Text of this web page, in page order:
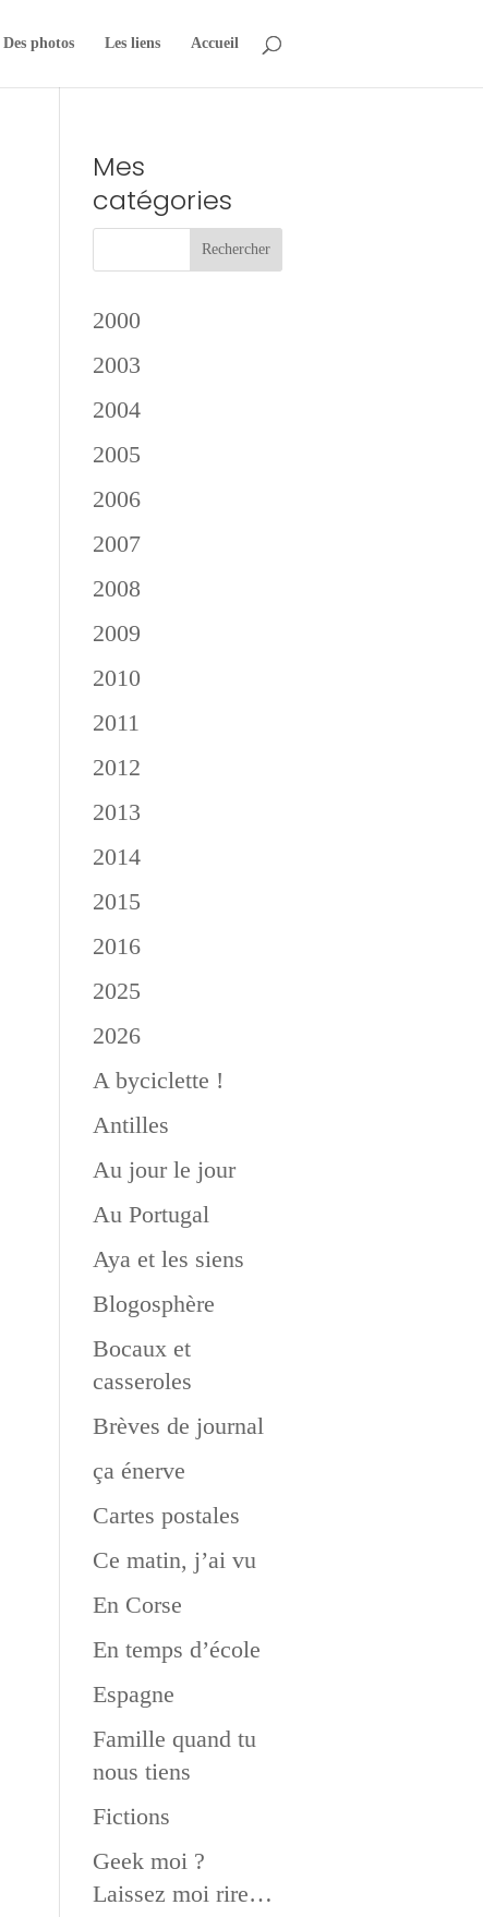
Des photos Les liens Accueil
Mes
catégories
2000
2003
2004
2005
2006
2007
2008
2009
2010
2011
2012
2013
2014
2015
2016
2025
2026
A byciclette !
Antilles
Au jour le jour
Au Portugal
Aya et les siens
Blogosphère
Bocaux et
casseroles
Brèves de journal
ça énerve
Cartes postales
Ce matin, j’ai vu
En Corse
En temps d’école
Espagne
Famille quand tu
nous tiens
Fictions
Geek moi ?
Laissez moi rire…